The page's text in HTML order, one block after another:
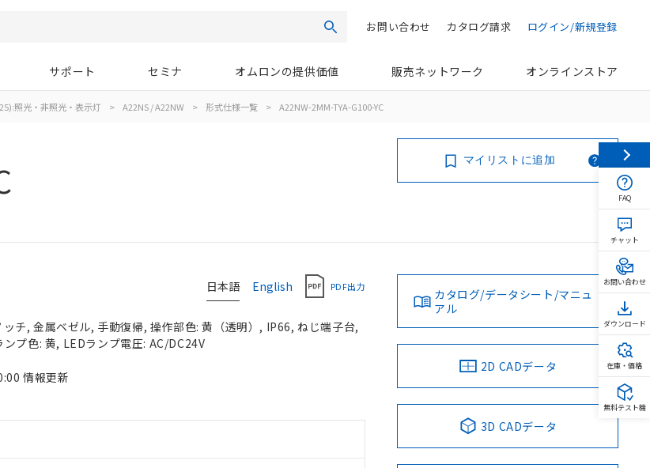
検索 ログイン/新規登録
カタログ請求
お問い合わせ
サポート セミナ オムロンの提供価値 販売ネットワーク オンラインストア
照光・非照光・表示灯 > A22NS / A22NW > 形式仕様一覧 > A22NW-2MM-TYA-G100-YC
マイリストに追加
日本語 English PDF出力
チ, 金属ベゼル, 手動復帰, 操作部色: 黄（透明）, IP66, ねじ端子台,
プ色: 黄, LEDランプ電圧: AC/DC24V
情報更新
カタログ/データシート/マニュ
アル
2D CADデータ
3D CADデータ
FAQ
チャット
お問い合わせ
ダウンロード
在庫・価格
無料テスト機